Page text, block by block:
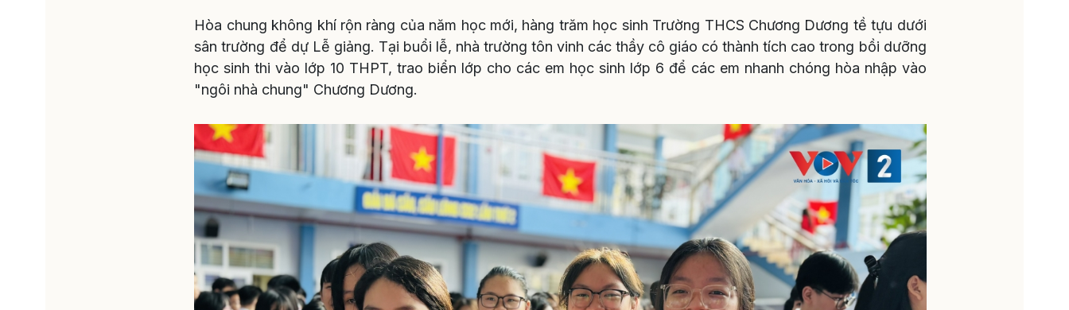
Hòa chung không khí rộn ràng của năm học mới, hàng trăm học sinh Trường THCS Chương Dương tề tựu dưới
sân trường để dự Lễ giảng. Tại buổi lễ, nhà trường tôn vinh các thầy cô giáo có thành tích cao trong bồi dưỡng
học sinh thi vào lớp 10 THPT, trao biển lớp cho các em học sinh lớp 6 để các em nhanh chóng hòa nhập vào
"ngôi nhà chung" Chương Dương.